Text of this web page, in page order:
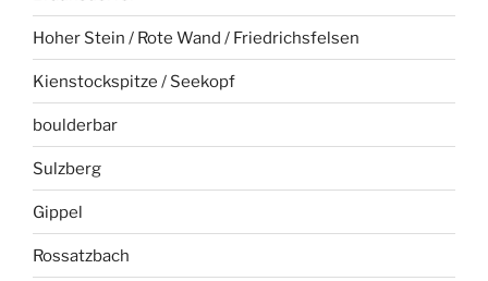
Hoher Stein / Rote Wand / Friedrichsfelsen
Kienstockspitze / Seekopf
boulderbar
Sulzberg
Gippel
Rossatzbach